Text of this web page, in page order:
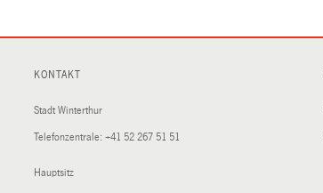
KONTAKT
Stadt Winterthur
Telefonzentrale: +41 52 267 51 51
Hauptsitz